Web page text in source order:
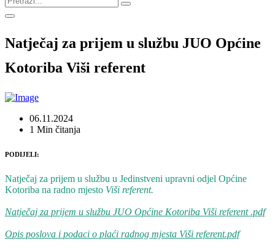
Natječaj za prijem u službu JUO Općine
Kotoriba Viši referent
06.11.2024
1 Min čitanja
PODIJELI:
Natječaj za prijem u službu u Jedinstveni upravni odjel Općine
Kotoriba na radno mjesto Viši referent.
Natječaj za prijem u službu JUO Općine Kotoriba Viši referent .pdf
Opis poslova i podaci o plaći radnog mjesta Viši referent.pdf